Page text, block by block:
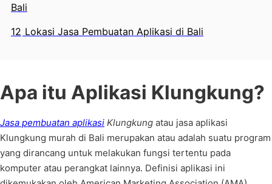
Bali
12 Lokasi Jasa Pembuatan Aplikasi di Bali
Apa itu Aplikasi Klungkung?
Jasa pembuatan aplikasi Klungkung atau jasa aplikasi
Klungkung murah di Bali merupakan atau adalah suatu program
yang dirancang untuk melakukan fungsi tertentu pada
komputer atau perangkat lainnya. Definisi aplikasi ini